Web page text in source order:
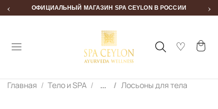
‹ ОФИЦИАЛЬНЫЙ МАГАЗИН SPA CEYLON В РОССИИ ›
Главная Тело и SPA ... Лосьоны для тела